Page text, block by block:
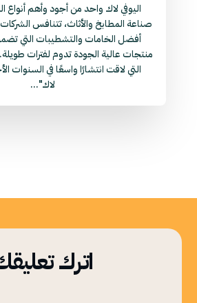
اليوفي لاك واحد من أجود وأهم أنواع
صناعة المطابخ والأثاث، تتنافس
أفضل الخامات والتشطيبات التي
منتجات عالية الجودة تدوم لفترات
التي لاقت انتشارًا واسعًا في السنوات
لاك"...
اترك